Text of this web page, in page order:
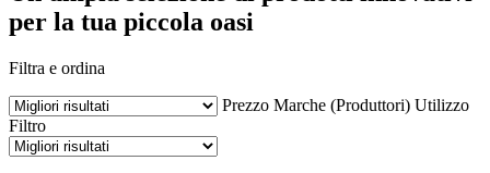
per la tua piccola oasi
Filtra e ordina
Prezzo Marche (Produttori) Utilizzo
Filtro